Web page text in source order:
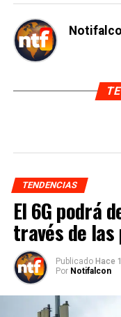
TENDENCIAS
El 6G podrá
través de las
Publicado Hace
Por Notifalcon